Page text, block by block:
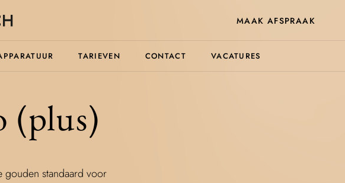
MAAK AFSPRAAK
TARIEVEN CONTACT VACATURES
(plus)
gouden standaard voor